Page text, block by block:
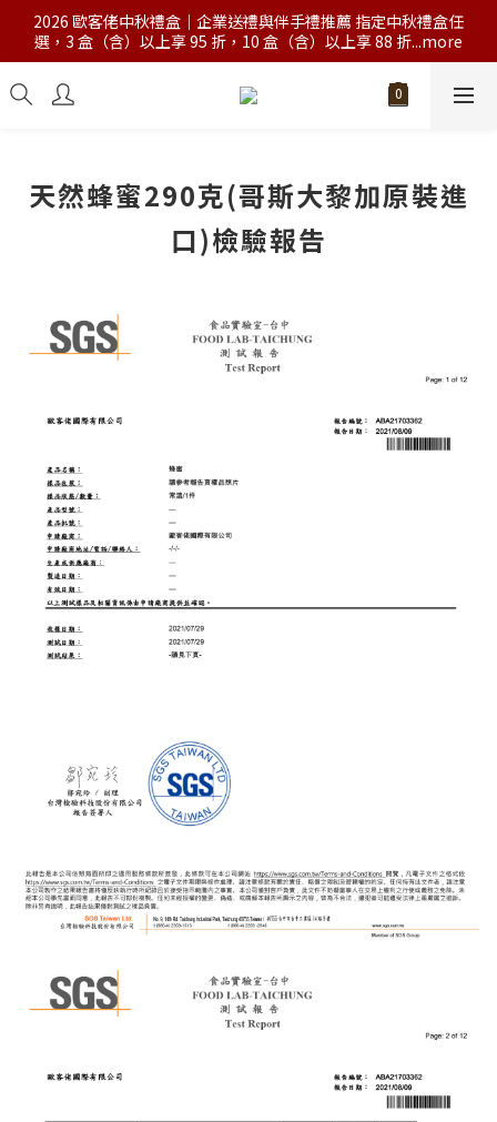
2026 歐客佬中秋禮盒｜企業送禮與伴手禮推薦 指定中秋禮盒任
選，3 盒（含）以上享 95 折，10 盒（含）以上享 88 折...more
天然蜂蜜290克(哥斯大黎加原裝進
口)檢驗報告